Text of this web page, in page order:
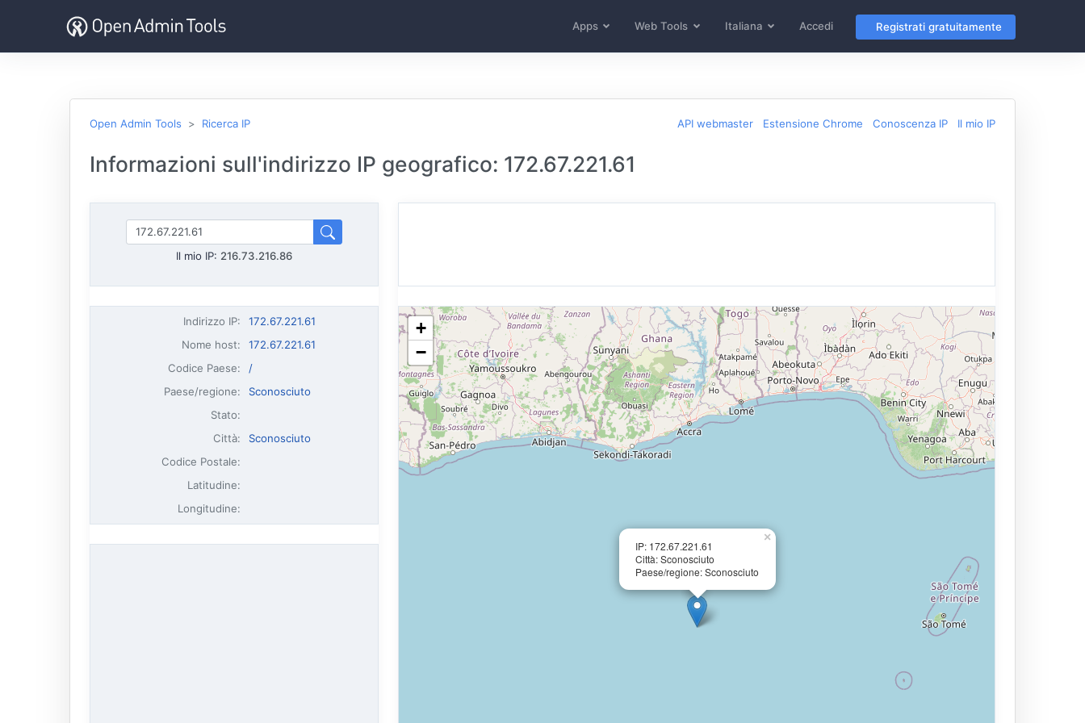
Apps Web Tools Italiana Accedi Registrati gratuitamente
Open Admin Tools Ricerca IP API webmaster Estensione Chrome Conoscenza IP Il mio IP
Informazioni sull'indirizzo IP geografico: 172.67.221.61
Il mio IP: 216.73.216.86
Indirizzo IP:
172.67.221.61
Nome host:
172.67.221.61
Codice Paese:
/
Paese/regione:
Sconosciuto
Stato:
Città:
Sconosciuto
Codice Postale:
Latitudine:
Longitudine:
IP: 172.67.221.61
Città: Sconosciuto
Paese/regione: Sconosciuto
×
+
−